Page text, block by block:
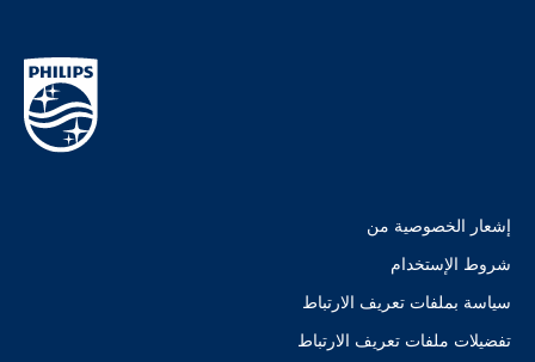
إشعار الخصوصية من
شروط الإستخدام
سياسة بملفات تعريف الارتباط
تفضيلات ملفات تعريف الارتباط